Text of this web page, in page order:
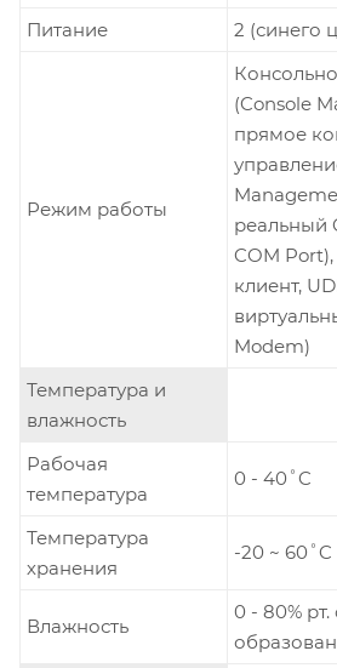
Питание
2 (синего
Режим работы
(Console
прямое
реальный
COM
клиент,
Modem)
Температура и
влажность
Рабочая
температура
0 - 40˚C
Температура
хранения
-20 ~ 60˚C
Влажность
0 - 80% рт.